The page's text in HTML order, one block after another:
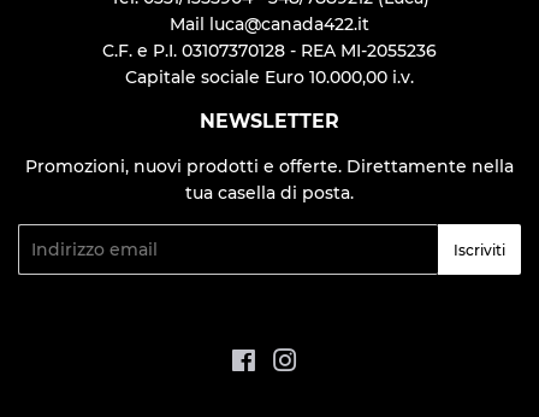
Mail luca@canada422.it
C.F. e P.I. 03107370128 - REA MI-2055236
Capitale sociale Euro 10.000,00 i.v.
NEWSLETTER
Promozioni, nuovi prodotti e offerte. Direttamente nella
tua casella di posta.
Email
Iscriviti
Facebook